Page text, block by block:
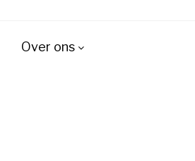
Over ons